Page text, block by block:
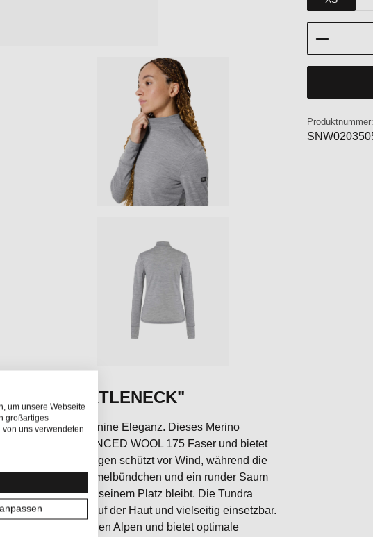
Produktnummer:
TURTLENECK"
und feminine Eleganz. Dieses Merino
innovativen ADVANCED WOOL 175 Faser und bietet
Der Stehkragen schützt vor Wind, während die
Verstärkte Ärmelbündchen und ein runder Saum
Shirt immer an seinem Platz bleibt. Die Tundra
Jahr. Leicht auf der Haut und vielseitig einsetzbar.
Wintertage in den Alpen und bietet optimale
um unsere Webseite
großartiges
uns verwendeten